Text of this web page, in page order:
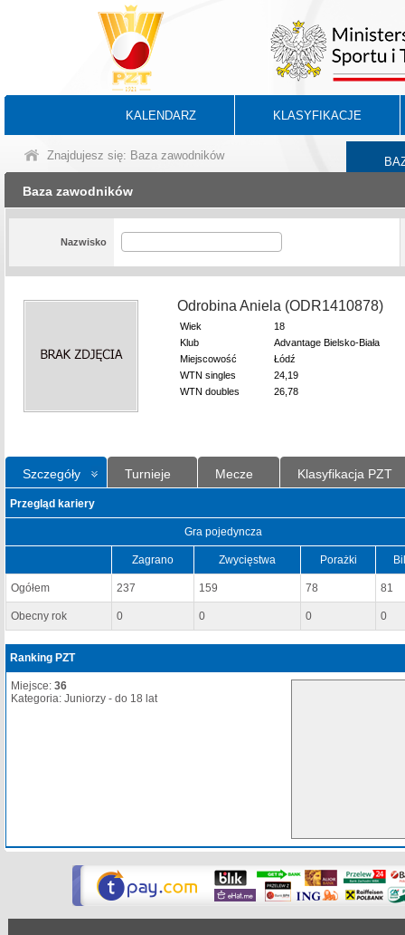
KALENDARZ KLASYFIKACJE
Znajdujesz się: Baza zawodników
Baza zawodników
Nazwisko
Odrobina Aniela (ODR1410878)
Wiek
18
Klub
Advantage Bielsko-Biała
Miejscowość
Łódź
WTN singles
24,19
WTN doubles
26,78
Szczegóły Turnieje Mecze Klasyfikacja PZT
Przegląd kariery
Gra pojedyncza
Zagrano Zwycięstwa Porażki
Ogółem 237 159 78 81
Obecny rok 0 0 0 0
Ranking PZT
Miejsce: 36
Kategoria: Juniorzy - do 18 lat